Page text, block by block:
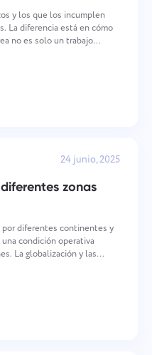
y los que los incumplen
La diferencia está en cómo
no es solo un trabajo
24 junio, 2025
zonas
diferentes continentes y
condición operativa
La globalización y las